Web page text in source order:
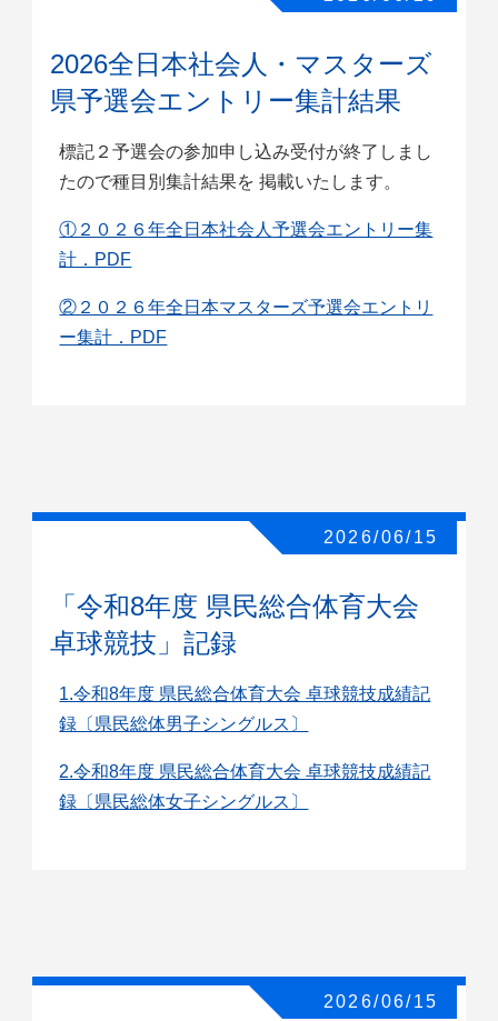
2026全日本社会人・マスターズ
県予選会エントリー集計結果
標記２予選会の参加申し込み受付が終了しまし
たので種目別集計結果を 掲載いたします。
①２０２６年全日本社会人予選会エントリー集
計．PDF
②２０２６年全日本マスターズ予選会エントリ
ー集計．PDF
「令和8年度 県民総合体育大会
卓球競技」記録
2026/06/15
1.令和8年度 県民総合体育大会 卓球競技成績記
録〔県民総体男子シングルス〕
2.令和8年度 県民総合体育大会 卓球競技成績記
録〔県民総体女子シングルス〕
2026/06/15